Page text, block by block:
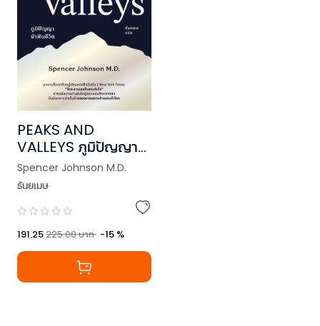
PEAKS AND
VALLEYS ภูมิปัญญา
ฝ่าฟันชีวิต
Spencer Johnson M.D.
ธันยเมษ
191.25225.00บาท -15 %